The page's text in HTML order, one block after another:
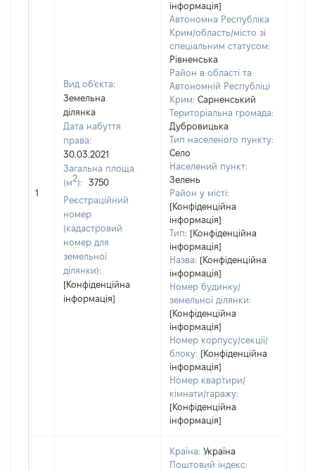
1
Вид об'єкта:
Земельна
ділянка
Дата набуття
права:
30.03.2021
Загальна площа
(м2):
3750
Реєстраційний
номер
(кадастровий
номер для
земельної
ділянки):
[Конфіденційна
інформація]
інформація]
Автономна Республіка
Крим/область/місто зі
спеціальним статусом:
Рівненська
Район в області та
Автономній Республіці
Крим: Сарненський
Територіальна громада:
Дубровицька
Тип населеного пункту:
Село
Населений пункт:
Зелень
Район у місті:
[Конфіденційна
інформація]
Тип: [Конфіденційна
інформація]
Назва: [Конфіденційна
інформація]
Номер будинку/
земельної ділянки:
[Конфіденційна
інформація]
Номер корпусу/секції/
блоку: [Конфіденційна
інформація]
Номер квартири/
кімнати/гаражу:
[Конфіденційна
інформація]
Країна: Україна
Поштовий індекс: